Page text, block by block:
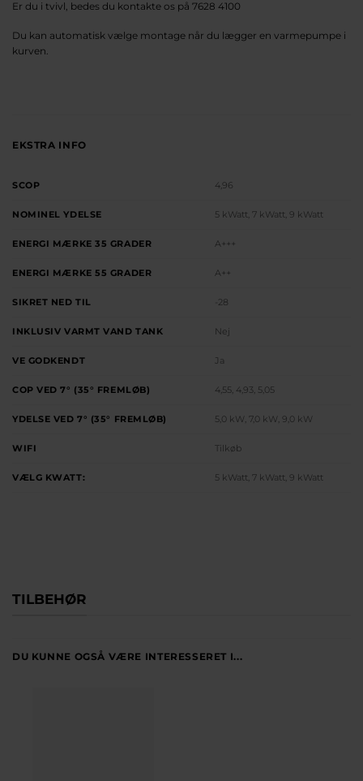
Er du i tvivl, bedes du kontakte os på 7628 4100
Du kan automatisk vælge montage når du lægger en varmepumpe i
kurven.
EKSTRA INFO
SCOP 4,96
NOMINEL YDELSE 5 kWatt, 7 kWatt, 9 kWatt
ENERGI MÆRKE 35 GRADER A+++
ENERGI MÆRKE 55 GRADER A++
SIKRET NED TIL -28
INKLUSIV VARMT VAND TANK Nej
VE GODKENDT Ja
COP VED 7° (35° FREMLØB) 4,55, 4,93, 5,05
YDELSE VED 7° (35° FREMLØB) 5,0 kW, 7,0 kW, 9,0 kW
WIFI Tilkøb
VÆLG KWATT: 5 kWatt, 7 kWatt, 9 kWatt
TILBEHØR
DU KUNNE OGSÅ VÆRE INTERESSERET I...